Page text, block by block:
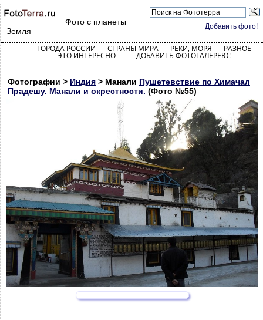
Добавить фото!
Фото с планеты
Земля
ГОРОДА РОССИИ СТРАНЫ МИРА РЕКИ, МОРЯ РАЗНОЕ
ЭТО ИНТЕРЕСНО ДОБАВИТЬ ФОТОГАЛЕРЕЮ!
Фотографии > Индия > Манали Пушетевствие по Химачал
Прадешу. Манали и окрестности. (Фото №55)